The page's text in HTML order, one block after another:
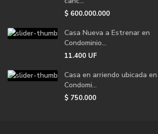
$ 600.000.000
Casa Nueva a Estrenar en
Condominio...
11.400 UF
Casa en arriendo ubicada en
Condomi...
$ 750.000